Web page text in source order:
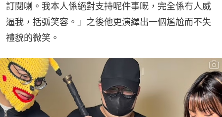
訂閱喇。我本人係絕對支持呢件事嘅，完全係冇人威
逼我，括弧笑容。」之後他更演繹出一個尷尬而不失
禮貌的微笑。